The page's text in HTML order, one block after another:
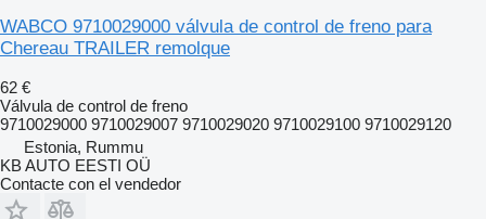
WABCO 9710029000 válvula de control de freno para
Chereau TRAILER remolque
62 €
Válvula de control de freno
9710029000 9710029007 9710029020 9710029100 9710029120
Estonia, Rummu
KB AUTO EESTI OÜ
Contacte con el vendedor